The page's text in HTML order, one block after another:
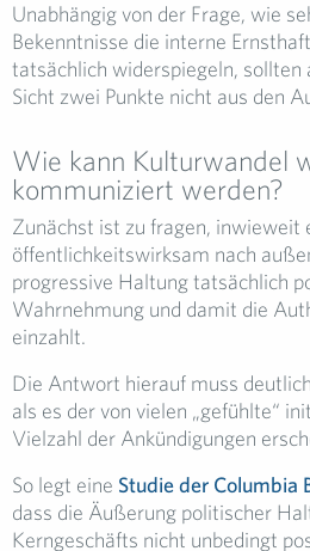
Unabhängig von der Frage, wie
Bekenntnisse die interne
tatsächlich widerspiegeln,
Sicht zwei Punkte nicht aus den
Wie kann Kulturwandel
kommuniziert werden?
Zunächst ist zu fragen, inwieweit
öffentlichkeitswirksam nach
progressive Haltung tatsächlich
Wahrnehmung und damit die
einzahlt.
Die Antwort hierauf muss
als es der von vielen „gefühlte“
Vielzahl der Ankündigungen
So legt eine Studie der Columbia
dass die Äußerung politischer
Kerngeschäfts nicht unbedingt